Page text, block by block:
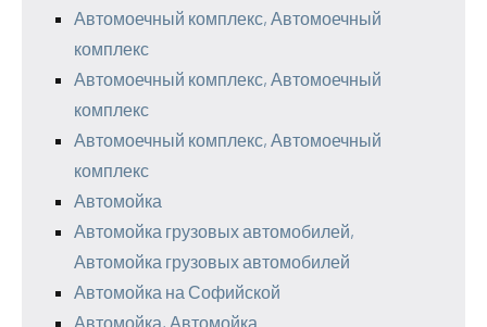
Автомоечный комплекс, Автомоечный
комплекс
Автомоечный комплекс, Автомоечный
комплекс
Автомоечный комплекс, Автомоечный
комплекс
Автомойка
Автомойка грузовых автомобилей,
Автомойка грузовых автомобилей
Автомойка на Софийской
Автомойка, Автомойка